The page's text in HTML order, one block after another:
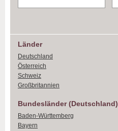
Länder
Deutschland
Österreich
Schweiz
Großbritannien
Bundesländer (Deutschland)
Baden-Württemberg
Bayern